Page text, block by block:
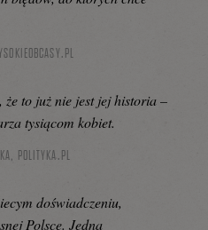
to już nie jest jej historia –
tysiącom kobiet.
POLITYKA.PL
doświadczeniu,
Polsce. Jedna